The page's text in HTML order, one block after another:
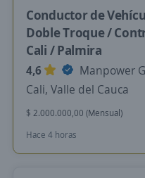
Conductor de
Doble Troque /
Cali / Palmira
4,6
Manpower
Cali, Valle del Cauca
$ 2.000.000,00 (Mensual)
Hace 4 horas